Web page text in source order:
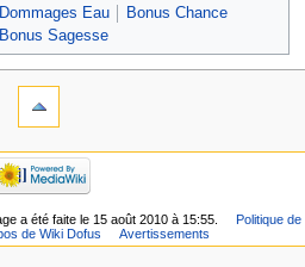
Dommages Eau
Bonus Chance
Bonus Sagesse
a été faite le 15 août 2010 à 15:55.
Politique de
de Wiki Dofus Avertissements